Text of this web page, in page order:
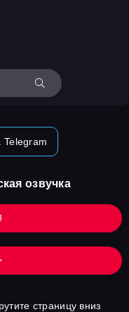
Telegram
озвучка
страницу вниз